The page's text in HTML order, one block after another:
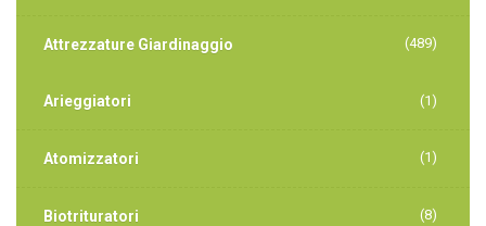
Attrezzature Giardinaggio (489)
Arieggiatori (1)
Atomizzatori (1)
Biotrituratori (8)